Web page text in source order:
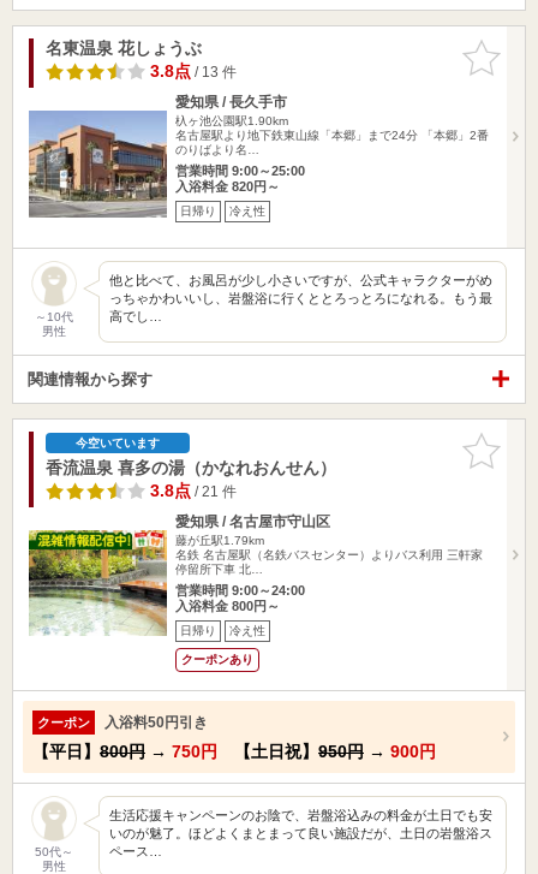
お気に入
りに追加
名東温泉 花しょうぶ
3.8点/ 13 件
愛知県 / 長久手市
杁ヶ池公園駅1.90km
名古屋駅より地下鉄東山線「本郷」まで24分 「本郷」2番
のりばより名…
営業時間 9:00～25:00
入浴料金 820円～
日帰り 冷え性
～10代
男性
他と比べて、お風呂が少し小さいですが、公式キャラクターがめ
っちゃかわいいし、岩盤浴に行くととろっとろになれる。もう最
高でし…
関連情報から探す
お気に入
りに追加
今空いています
香流温泉 喜多の湯（かなれおんせん）
3.8点/ 21 件
愛知県 / 名古屋市守山区
藤が丘駅1.79km
名鉄 名古屋駅（名鉄バスセンター）よりバス利用 三軒家
停留所下車 北…
営業時間 9:00～24:00
入浴料金 800円～
日帰り 冷え性
クーポンあり
クーポン 入浴料50円引き
【平日】 800円 → 750円 【土日祝】 950円 → 900円
50代～
男性
生活応援キャンペーンのお陰で、岩盤浴込みの料金が土日でも安
いのが魅了。ほどよくまとまって良い施設だが、土日の岩盤浴ス
ペース…